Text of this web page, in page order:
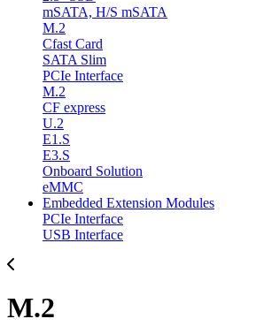
mSATA, H/S mSATA
M.2
Cfast Card
SATA Slim
PCIe Interface
M.2
CF express
U.2
E1.S
E3.S
Onboard Solution
eMMC
Embedded Extension Modules
PCIe Interface
USB Interface
M.2